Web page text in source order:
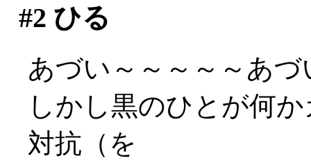
#2 ひる
あづい～～～～～あ
しかし黒のひとが何
対抗（を